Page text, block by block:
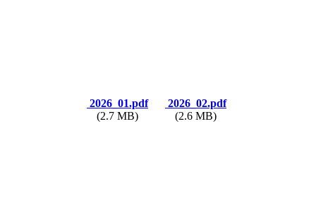
2026_01.pdf
(2.7 MB)
2026_02.pdf
(2.6 MB)